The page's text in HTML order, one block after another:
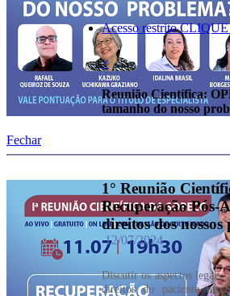
Acesso restrito
×
Reunião Científica:
tamanho do nosso
Fechar
1° Reunião
Recuperação Pós-
direitos dos nossos
12/07/2024
Discutir os aspectos legais,
direitos do paciente na